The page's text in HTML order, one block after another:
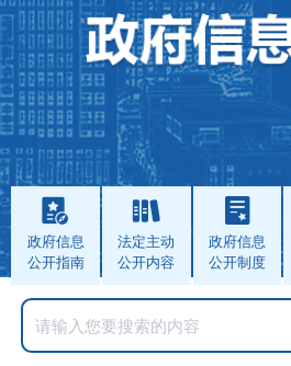
政府信息
公开指南
法定主动
公开内容
政府信息
公开制度